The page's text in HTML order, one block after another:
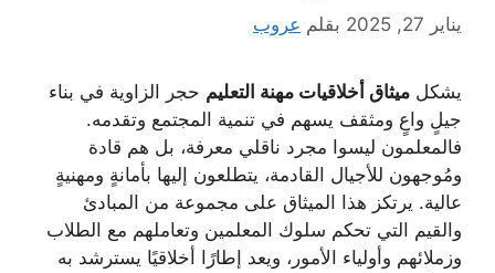
يناير 27, 2025 بقلم عروب
يشكل ميثاق أخلاقيات مهنة التعليم حجر الزاوية في بناء
جيلٍ واعٍ ومثقف يسهم في تنمية المجتمع وتقدمه.
فالمعلمون ليسوا مجرد ناقلي معرفة، بل هم قادة
ومُوجهون للأجيال القادمة، يتطلعون إليها بأمانةٍ ومهنيةٍ
عالية. يرتكز هذا الميثاق على مجموعة من المبادئ
والقيم التي تحكم سلوك المعلمين وتعاملهم مع الطلاب
وزملائهم وأولياء الأمور، ويعد إطارًا أخلاقيًا يسترشد به